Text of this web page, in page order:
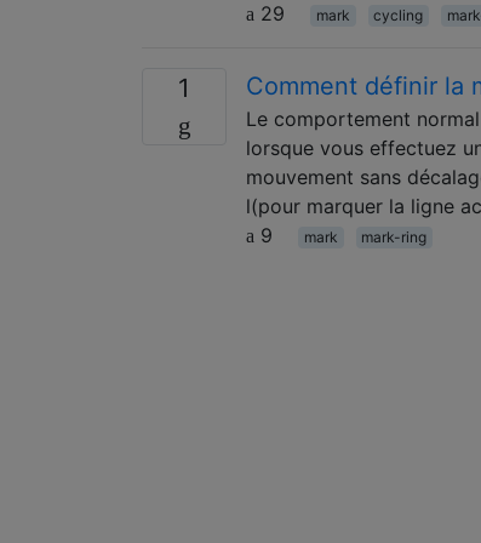
29
mark cycling
1 Comment définir la
Le comportement
lorsque vous effectuez
mouvement sans
l(pour marquer la ligne
9
mark mark-ring